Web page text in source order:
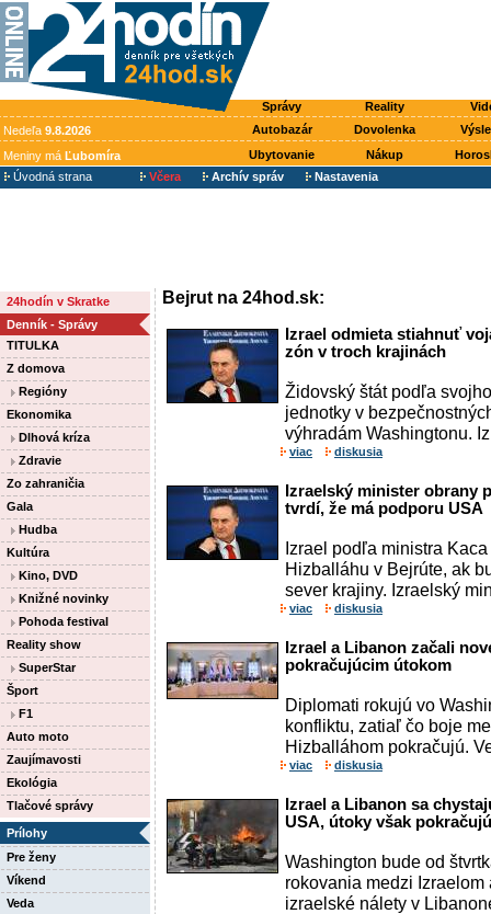
Správy Reality
Nedeľa 9.8.2026 Autobazár Dovolenka
Meniny má Ľubomíra Ubytovanie Nákup
Úvodná strana
Včera Archív správ Nastavenia
24hodín v Skratke
Denník - Správy
TITULKA
Z domova
Regióny
Ekonomika
Dlhová kríza
Zdravie
Zo zahraničia
Gala
Hudba
Kultúra
Kino, DVD
Knižné novinky
Pohoda festival
Reality show
SuperStar
Šport
F1
Auto moto
Zaujímavosti
Ekológia
Tlačové správy
Prílohy
Pre ženy
Víkend
Veda
Bejrut na 24hod.sk:
Izrael odmieta stiahnuť
zón v troch krajinách
Židovský štát podľa
jednotky v
výhradám Washingtonu.
viac diskusia
Izraelský minister obrany
tvrdí, že má podporu USA
Izrael podľa ministra
Hizballáhu v Bejrúte, ak
sever krajiny. Izraelský
viac diskusia
Izrael a Libanon začali
pokračujúcim útokom
Diplomati rokujú vo
konfliktu, zatiaľ čo boje
Hizballáhom pokračujú.
viac diskusia
Izrael a Libanon sa
USA, útoky však pokračujú
Washington bude od
rokovania medzi
izraelské nálety v